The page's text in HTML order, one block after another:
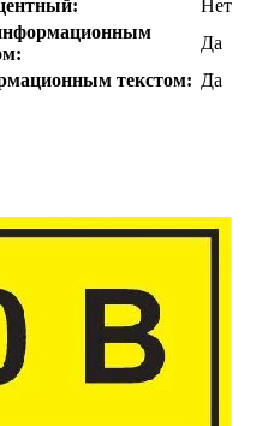
Нет
Да
текстом: Да